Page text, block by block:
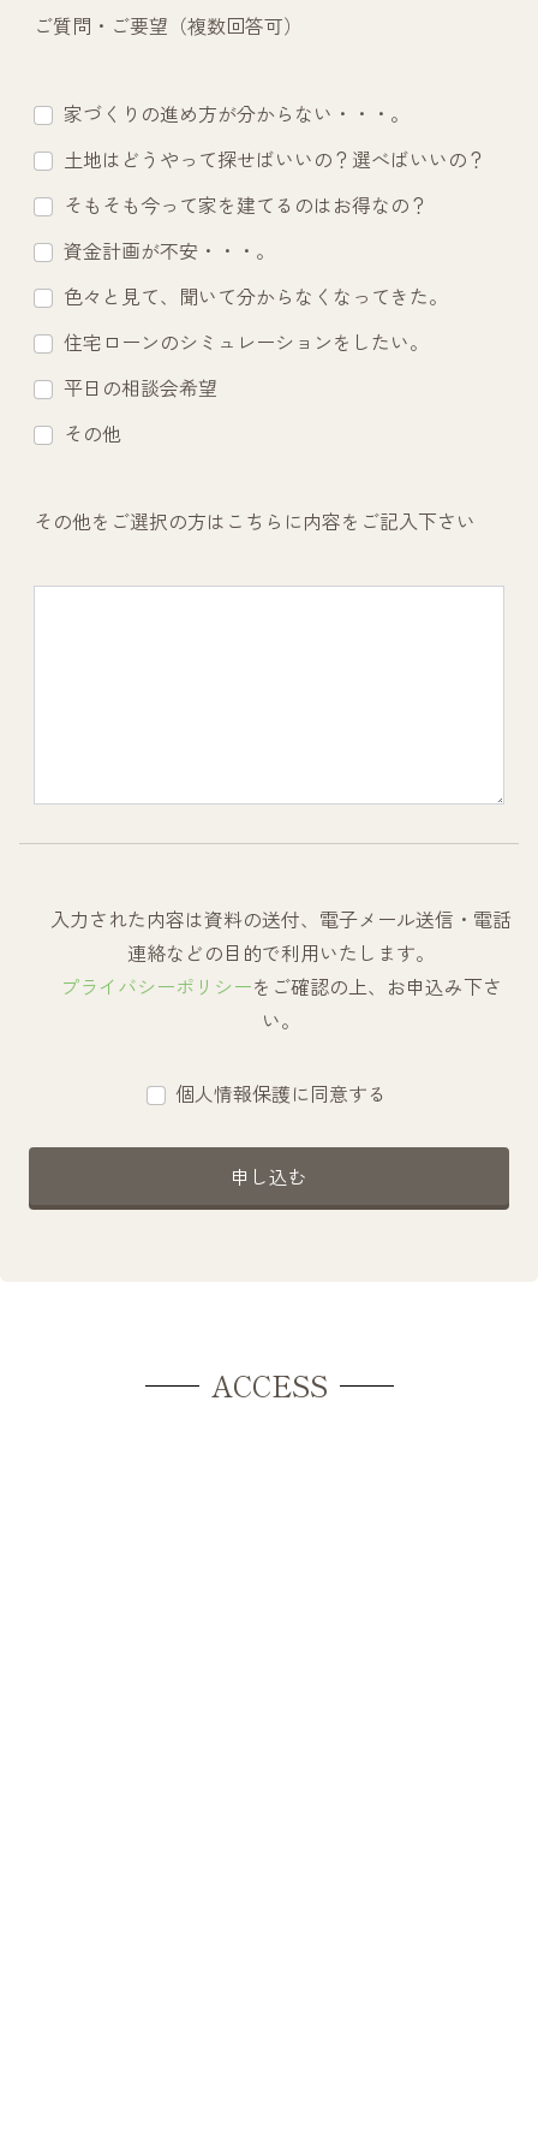
ご質問・ご要望（複数回答可）
家づくりの進め方が分からない・・・。
土地はどうやって探せばいいの？選べばいいの？
そもそも今って家を建てるのはお得なの？
資金計画が不安・・・。
色々と見て、聞いて分からなくなってきた。
住宅ローンのシミュレーションをしたい。
平日の相談会希望
その他
その他をご選択の方はこちらに内容をご記入下さい
入力された内容は資料の送付、電子メール送信・電話
連絡などの目的で利用いたします。
プライバシーポリシーをご確認の上、お申込み下さ
い。
個人情報保護に同意する
申し込む
ACCESS